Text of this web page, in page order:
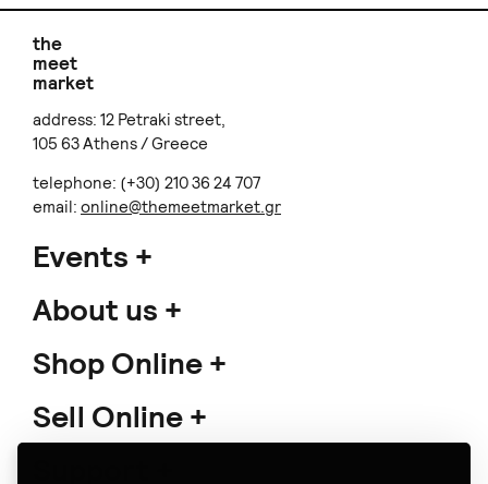
the
meet
market
address: 12 Petraki street,
105 63 Athens / Greece
telephone: (+30) 210 36 24 707
email: online@themeetmarket.gr
Events
About us
Shop Online
Sell Online